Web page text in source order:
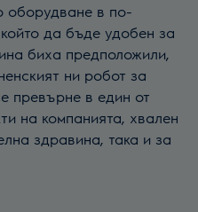
оборудване в по-
да бъде удобен за
биха предположили,
ни робот за
превърне в един от
на компанията, хвален
здравина, така и за